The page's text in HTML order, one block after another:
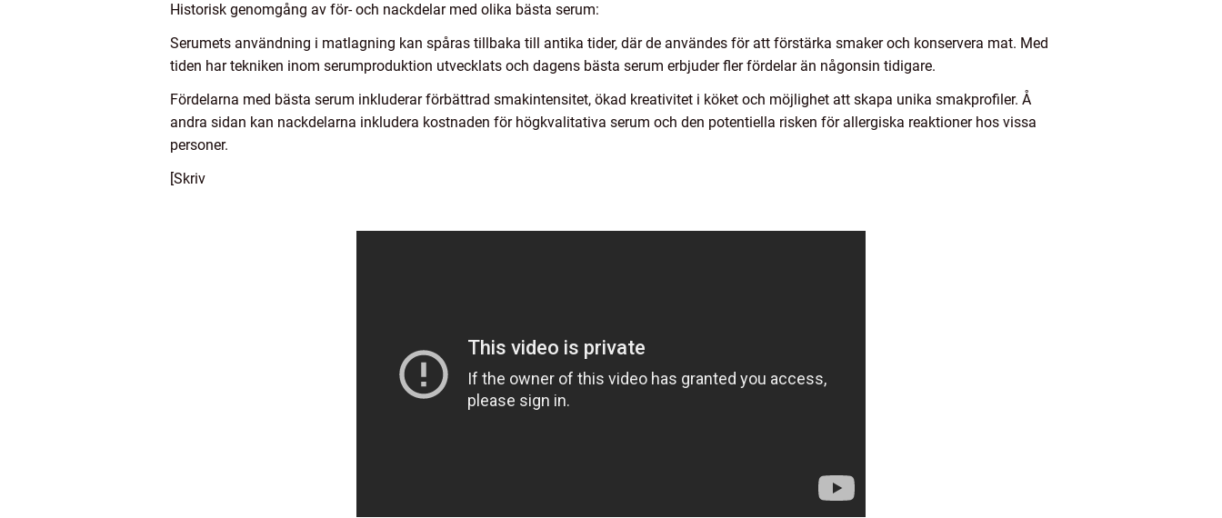
Historisk genomgång av för- och nackdelar med olika bästa serum:
Serumets användning i matlagning kan spåras tillbaka till antika tider, där de användes för att förstärka smaker och konservera mat. Med
tiden har tekniken inom serumproduktion utvecklats och dagens bästa serum erbjuder fler fördelar än någonsin tidigare.
Fördelarna med bästa serum inkluderar förbättrad smakintensitet, ökad kreativitet i köket och möjlighet att skapa unika smakprofiler. Å
andra sidan kan nackdelarna inkludera kostnaden för högkvalitativa serum och den potentiella risken för allergiska reaktioner hos vissa
personer.
[Skriv